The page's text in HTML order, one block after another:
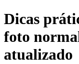
Dicas
foto
atualizado